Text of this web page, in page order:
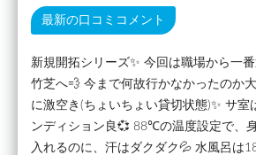
最新の口コミコメント
新規開拓シリーズ✨ 今回は職場から一
竹芝へ💨 今まで何故行かなかったのか
に激空き(ちょいちょい貸切状態)✨ サ室
ンディション良💞 88℃の温度設定で、
入れるのに、汗はダクダク💦 水風呂は